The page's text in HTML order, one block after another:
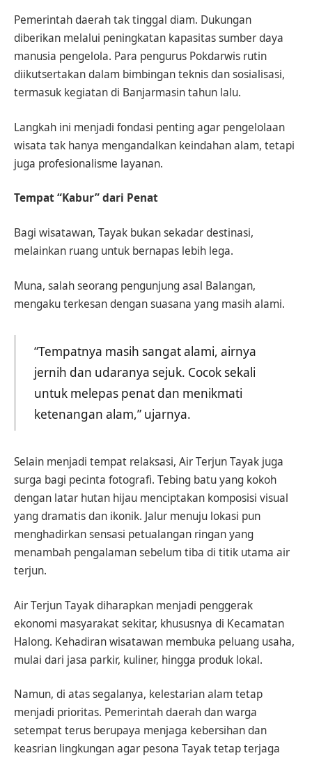
Pemerintah daerah tak tinggal diam. Dukungan
diberikan melalui peningkatan kapasitas sumber daya
manusia pengelola. Para pengurus Pokdarwis rutin
diikutsertakan dalam bimbingan teknis dan sosialisasi,
termasuk kegiatan di Banjarmasin tahun lalu.
Langkah ini menjadi fondasi penting agar pengelolaan
wisata tak hanya mengandalkan keindahan alam, tetapi
juga profesionalisme layanan.
Tempat “Kabur” dari Penat
Bagi wisatawan, Tayak bukan sekadar destinasi,
melainkan ruang untuk bernapas lebih lega.
Muna, salah seorang pengunjung asal Balangan,
mengaku terkesan dengan suasana yang masih alami.
“Tempatnya masih sangat alami, airnya
jernih dan udaranya sejuk. Cocok sekali
untuk melepas penat dan menikmati
ketenangan alam,” ujarnya.
Selain menjadi tempat relaksasi, Air Terjun Tayak juga
surga bagi pecinta fotografi. Tebing batu yang kokoh
dengan latar hutan hijau menciptakan komposisi visual
yang dramatis dan ikonik. Jalur menuju lokasi pun
menghadirkan sensasi petualangan ringan yang
menambah pengalaman sebelum tiba di titik utama air
terjun.
Air Terjun Tayak diharapkan menjadi penggerak
ekonomi masyarakat sekitar, khususnya di Kecamatan
Halong. Kehadiran wisatawan membuka peluang usaha,
mulai dari jasa parkir, kuliner, hingga produk lokal.
Namun, di atas segalanya, kelestarian alam tetap
menjadi prioritas. Pemerintah daerah dan warga
setempat terus berupaya menjaga kebersihan dan
keasrian lingkungan agar pesona Tayak tetap terjaga